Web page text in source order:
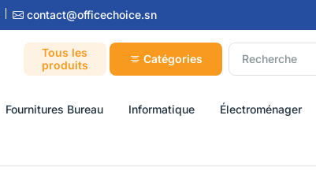
contact@officechoice.sn
Tous les
produits
Catégories
Fournitures Bureau Informatique Électroménager